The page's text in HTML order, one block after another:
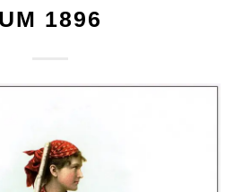
UM 1896